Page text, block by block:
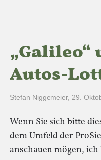
„Galileo“
Autos-
Stefan Niggemeier, 29.
Wenn Sie sich bitte
dem Umfeld der
anschauen mögen,